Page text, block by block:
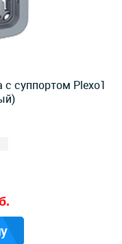
суппортом Plexo1